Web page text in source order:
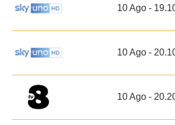
10 Ago -
10 Ago -
10 Ago -